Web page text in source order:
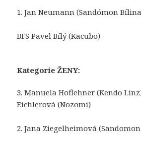
1. Jan Neumann (Sandómon
BFS Pavel Bílý (Kacubo)
Kategorie ŽENY:
3. Manuela Hoflehner (Kendo
Eichlerová (Nozomi)
2. Jana Ziegelheimová